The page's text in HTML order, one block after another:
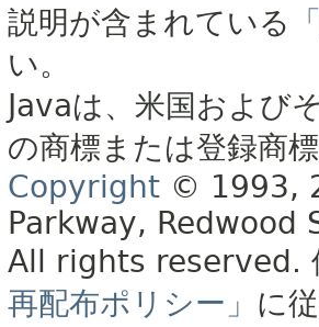
説明が含まれている
い。
Javaは、米国および
の商標または登録商標
Copyright © 1993,
Parkway, Redwood
All rights reserved.
再配布ポリシー」 に